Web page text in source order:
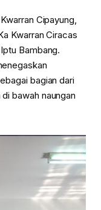
Cipayung,
Kwarran Ciracas
Bambang.
bagian dari
bawah naungan